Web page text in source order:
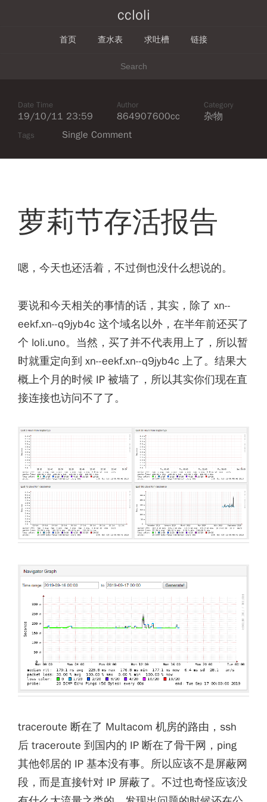
ccloli
首页 查水表 求吐槽 链接
Date Time
19/10/11 23:59
Author
864907600cc
Category
杂物
Tags Single Comment
萝莉节存活报告
嗯，今天也还活着，不过倒也没什么想说的。
要说和今天相关的事情的话，其实，除了 xn--
eekf.xn--q9jyb4c 这个域名以外，在半年前还买了
个 loli.uno。当然，买了并不代表用上了，所以暂
时就重定向到 xn--eekf.xn--q9jyb4c 上了。结果大
概上个月的时候 IP 被墙了，所以其实你们现在直
接连接也访问不了了。
traceroute 断在了 Multacom 机房的路由，ssh
后 traceroute 到国内的 IP 断在了骨干网，ping
其他邻居的 IP 基本没有事。所以应该不是屏蔽网
段，而是直接针对 IP 屏蔽了。不过也奇怪应该没